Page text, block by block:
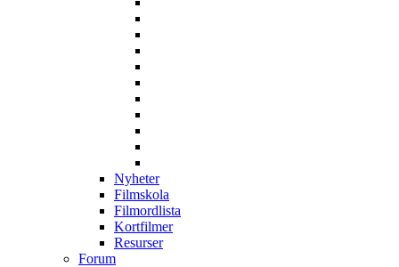
Nyheter
Filmskola
Filmordlista
Kortfilmer
Resurser
Forum